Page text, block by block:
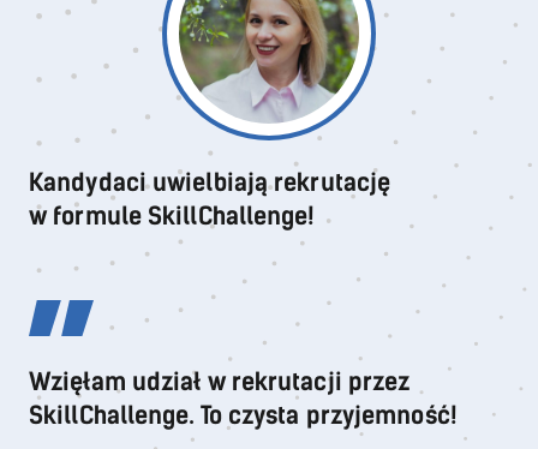
Kandydaci uwielbiają rekrutację
w formule SkillChallenge!
Wzięłam udział w rekrutacji przez
SkillChallenge. To czysta przyjemność!